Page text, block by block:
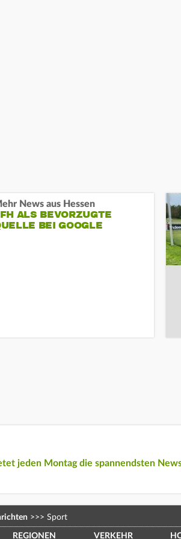
News aus Hessen
ALS BEVORZUGTE
BEI GOOGLE
jeden Montag die spannendsten
>>> Sport
REGIONEN VERKEHR